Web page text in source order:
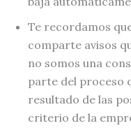
Te recordamos
comparte avisos
no somos una
parte del proceso
resultado de las
criterio de la